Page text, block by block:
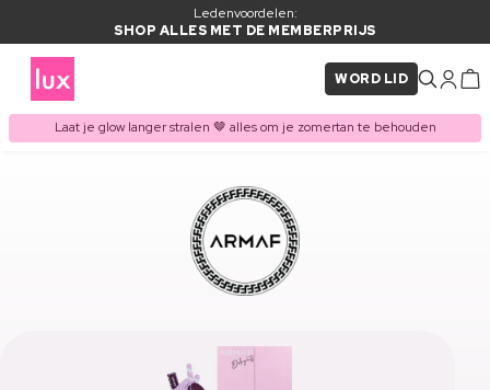
Ledenvoordelen:
SHOP ALLES MET DE MEMBERPRIJS
WORD LID
Laat je glow langer stralen 🤎 alles om je zomertan te behouden